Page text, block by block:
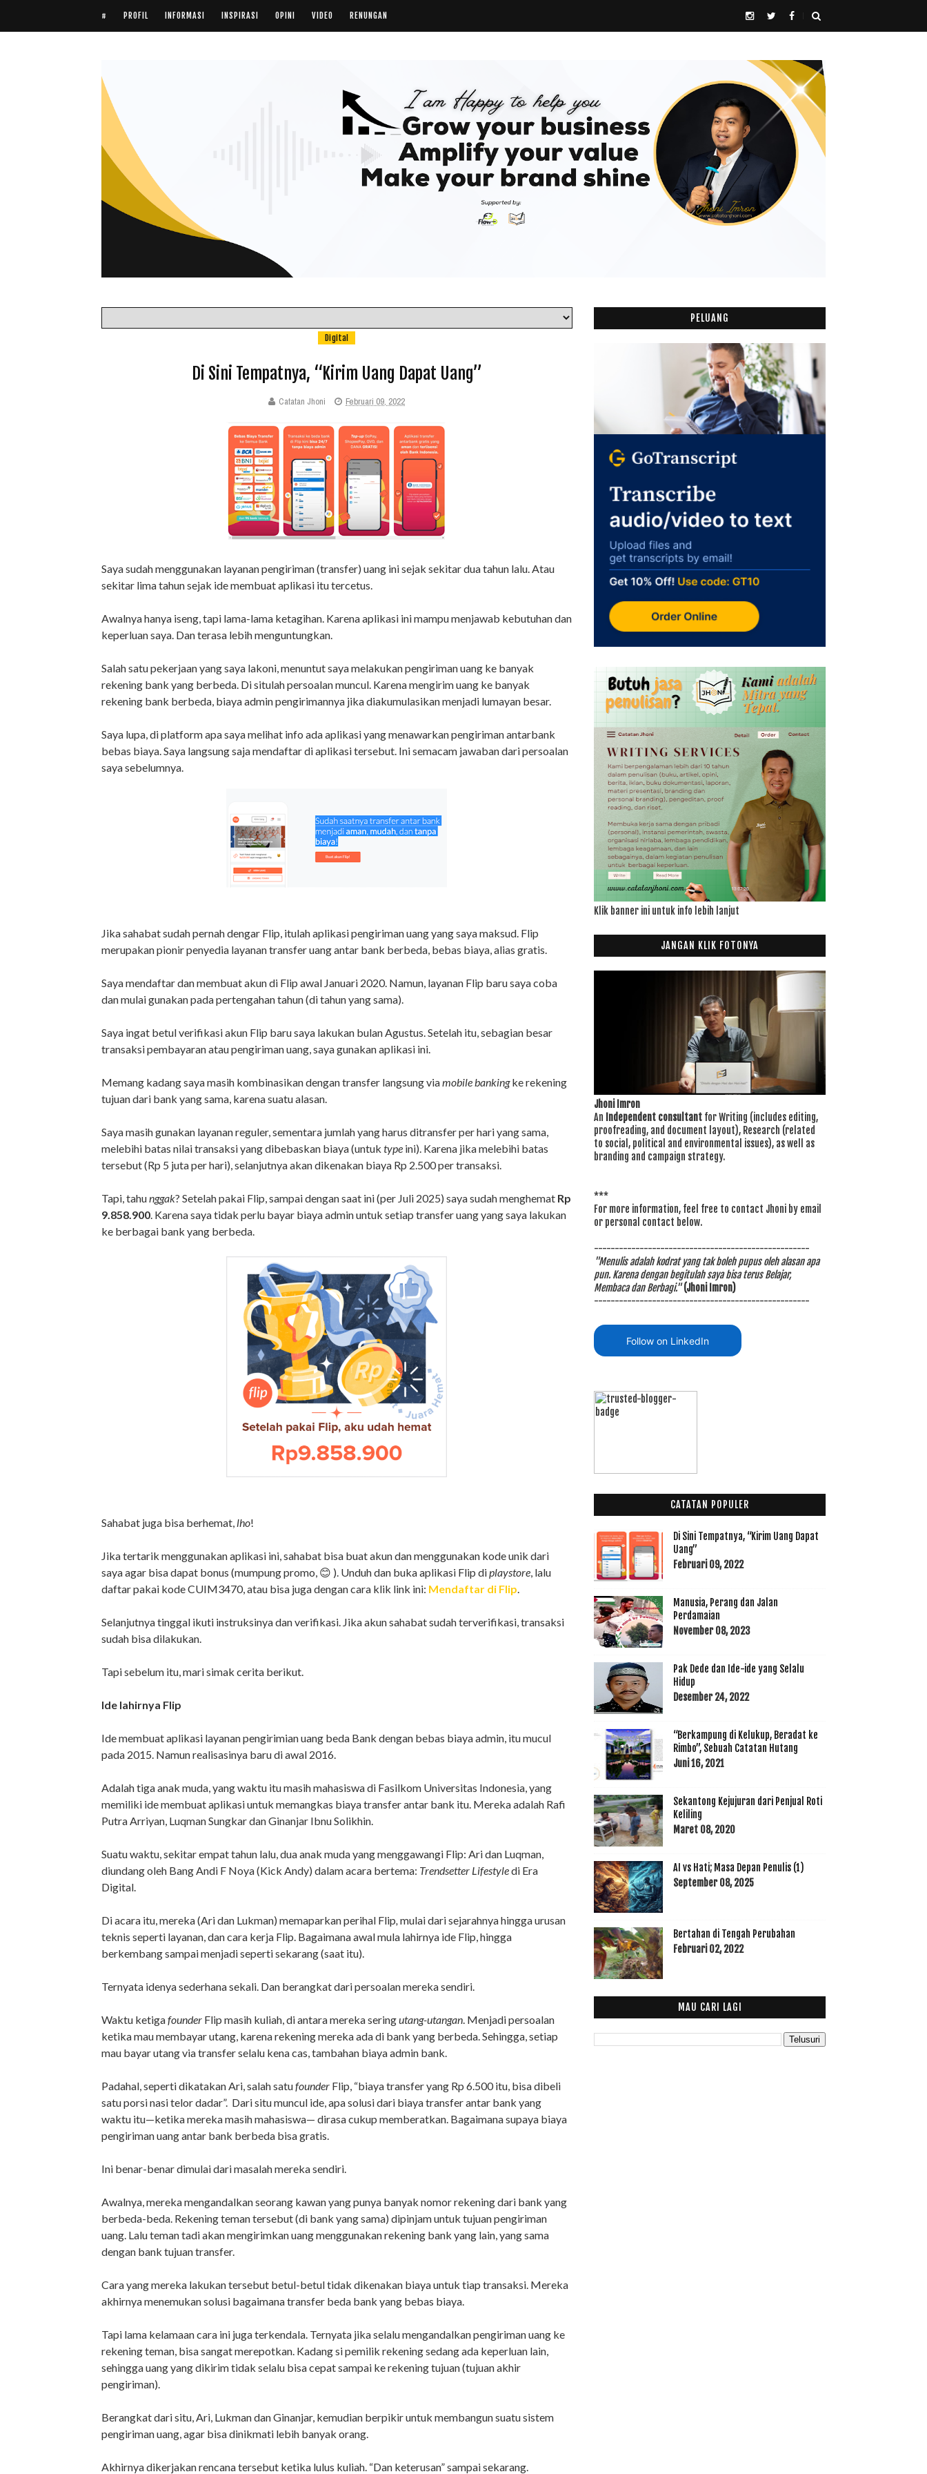
# PROFIL INFORMASI INSPIRASI OPINI VIDEO RENUNGAN
Digital
Di Sini Tempatnya, “Kirim Uang Dapat Uang”
Catatan Jhoni Februari 09, 2022
Saya sudah menggunakan layanan pengiriman (transfer) uang ini sejak sekitar dua tahun lalu. Atau
sekitar lima tahun sejak ide membuat aplikasi itu tercetus.
Awalnya hanya iseng, tapi lama-lama ketagihan. Karena aplikasi ini mampu menjawab kebutuhan dan
keperluan saya. Dan terasa lebih menguntungkan.
Salah satu pekerjaan yang saya lakoni, menuntut saya melakukan pengiriman uang ke banyak
rekening bank yang berbeda. Di situlah persoalan muncul. Karena mengirim uang ke banyak
rekening bank berbeda, biaya admin pengirimannya jika diakumulasikan menjadi lumayan besar.
Saya lupa, di platform apa saya melihat info ada aplikasi yang menawarkan pengiriman antarbank
bebas biaya. Saya langsung saja mendaftar di aplikasi tersebut. Ini semacam jawaban dari persoalan
saya sebelumnya.
Jika sahabat sudah pernah dengar Flip, itulah aplikasi pengiriman uang yang saya maksud. Flip
merupakan pionir penyedia layanan transfer uang antar bank berbeda, bebas biaya, alias gratis.
Saya mendaftar dan membuat akun di Flip awal Januari 2020. Namun, layanan Flip baru saya coba
dan mulai gunakan pada pertengahan tahun (di tahun yang sama).
Saya ingat betul verifikasi akun Flip baru saya lakukan bulan Agustus. Setelah itu, sebagian besar
transaksi pembayaran atau pengiriman uang, saya gunakan aplikasi ini.
Memang kadang saya masih kombinasikan dengan transfer langsung viamobilebankingke rekening
tujuan dari bank yang sama, karena suatu alasan.
Saya masih gunakan layanan reguler, sementara jumlah yang harus ditransfer per hari yang sama,
melebihi batas nilai transaksi yang dibebaskan biaya (untuk type ini). Karena jika melebihi batas
tersebut (Rp 5 juta per hari), selanjutnya akan dikenakan biaya Rp 2.500 per transaksi.
Tapi, tahunggak? Setelah pakai Flip, sampai dengan saat ini (per Juli 2025) saya sudah menghemat Rp
9.858.900. Karena saya tidak perlu bayar biaya admin untuk setiap transfer uang yang saya lakukan
ke berbagai bank yang berbeda.
Sahabat juga bisa berhemat, lho!
Jika tertarik menggunakan aplikasi ini, sahabat bisa buat akun dan menggunakan kode unik dari
saya agar bisa dapat bonus (mumpung promo, 😊 ). Unduh dan buka aplikasi Flip diplaystore, lalu
daftar pakai kode CUIM3470, atau bisa juga dengan cara klik link ini: Mendaftar di Flip.
Selanjutnya tinggal ikuti instruksinya dan verifikasi. Jika akun sahabat sudah terverifikasi, transaksi
sudah bisa dilakukan.
Tapi sebelum itu, mari simak cerita berikut.
Ide lahirnya Flip
Ide membuat aplikasi layanan pengirimian uang beda Bank dengan bebas biaya admin, itu mucul
pada 2015. Namun realisasinya baru di awal 2016.
Adalah tiga anak muda, yang waktu itu masih mahasiswa di Fasilkom Universitas Indonesia, yang
memiliki ide membuat aplikasi untuk memangkas biaya transfer antar bank itu. Mereka adalah Rafi
Putra Arriyan, Luqman Sungkar dan Ginanjar Ibnu Solikhin.
Suatu waktu, sekitar empat tahun lalu, dua anak muda yang menggawangi Flip: Ari dan Luqman,
diundang oleh Bang Andi F Noya (Kick Andy) dalam acara bertema: Trendsetter Lifestyledi Era
Digital.
Di acara itu, mereka (Ari dan Lukman) memaparkan perihal Flip, mulai dari sejarahnya hingga urusan
teknis seperti layanan, dan cara kerja Flip. Bagaimana awal mula lahirnya ide Flip, hingga
berkembang sampai menjadi seperti sekarang (saat itu).
Ternyata idenya sederhana sekali. Dan berangkat dari persoalan mereka sendiri.
Waktu ketigafounder Flip masih kuliah, di antara mereka seringutang-utangan. Menjadi persoalan
ketika mau membayar utang, karena rekening mereka ada di bank yang berbeda. Sehingga, setiap
mau bayar utang via transfer selalu kena cas, tambahan biaya admin bank.
Padahal, seperti dikatakan Ari, salah satufounder Flip, “biaya transfer yang Rp 6.500 itu, bisa dibeli
satu porsi nasi telor dadar”. Dari situ muncul ide, apa solusi dari biaya transfer antar bank yang
waktu itu—ketika mereka masih mahasiswa— dirasa cukup memberatkan. Bagaimana supaya biaya
pengiriman uang antar bank berbeda bisa gratis.
Ini benar-benar dimulai dari masalah mereka sendiri.
Awalnya, mereka mengandalkan seorang kawan yang punya banyak nomor rekening dari bank yang
berbeda-beda. Rekening teman tersebut (di bank yang sama) dipinjam untuk tujuan pengiriman
uang. Lalu teman tadi akan mengirimkan uang menggunakan rekening bank yang lain, yang sama
dengan bank tujuan transfer.
Cara yang mereka lakukan tersebut betul-betul tidak dikenakan biaya untuk tiap transaksi. Mereka
akhirnya menemukan solusi bagaimana transfer beda bank yang bebas biaya.
Tapi lama kelamaan cara ini juga terkendala. Ternyata jika selalu mengandalkan pengiriman uang ke
rekening teman, bisa sangat merepotkan. Kadang si pemilik rekening sedang ada keperluan lain,
sehingga uang yang dikirim tidak selalu bisa cepat sampai ke rekening tujuan (tujuan akhir
pengiriman).
Berangkat dari situ, Ari, Lukman dan Ginanjar, kemudian berpikir untuk membangun suatu sistem
pengiriman uang, agar bisa dinikmati lebih banyak orang.
Akhirnya dikerjakan rencana tersebut ketika lulus kuliah. “Dan keterusan” sampai sekarang.
PELUANG
Klik banner ini untuk info lebih lanjut
JANGAN KLIK FOTONYA
Jhoni Imron
An Independent consultant for Writing (includes editing,
proofreading, and document layout), Research (related
to social, political and environmental issues), as well as
branding and campaign strategy.
***
For more information, feel free to contact Jhoni by email
or personal contact below.
----------------------------------------------------
"Menulis adalah kodrat yang tak boleh pupus oleh alasan apa
pun. Karena dengan begitulah saya bisa terus Belajar,
Membaca dan Berbagi." (Jhoni Imron)
----------------------------------------------------
Follow on LinkedIn
CATATAN POPULER
Di Sini Tempatnya, “Kirim Uang Dapat
Uang”
Februari 09, 2022
Manusia, Perang dan Jalan
Perdamaian
November 08, 2023
Pak Dede dan Ide-ide yang Selalu
Hidup
Desember 24, 2022
“Berkampung di Kelukup, Beradat ke
Rimbo”, Sebuah Catatan Hutang
Juni 16, 2021
Sekantong Kejujuran dari Penjual Roti
Keliling
Maret 08, 2020
AI vs Hati; Masa Depan Penulis (1)
September 08, 2025
Bertahan di Tengah Perubahan
Februari 02, 2022
MAU CARI LAGI